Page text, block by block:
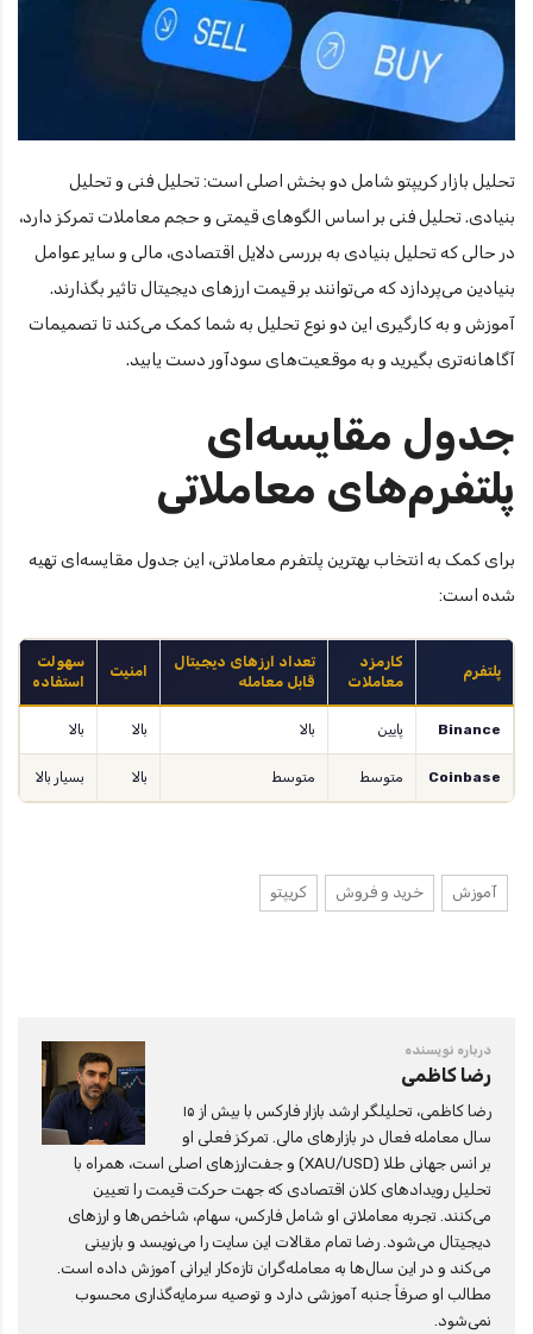
تحلیل بازار کریپتو شامل دو بخش اصلی است: تحلیل فنی و تحلیل
بنیادی. تحلیل فنی بر اساس الگوهای قیمتی و حجم معاملات تمرکز دارد،
در حالی که تحلیل بنیادی به بررسی دلایل اقتصادی، مالی و سایر عوامل
بنیادین می‌پردازد که می‌توانند بر قیمت ارزهای دیجیتال تاثیر بگذارند.
آموزش و به کارگیری این دو نوع تحلیل به شما کمک می‌کند تا تصمیمات
آگاهانه‌تری بگیرید و به موقعیت‌های سودآور دست یابید.
جدول مقایسه‌ای
پلتفرم‌های معاملاتی
برای کمک به انتخاب بهترین پلتفرم معاملاتی، این جدول مقایسه‌ای تهیه
شده است:
پلتفرم
کارمزد
معاملات
تعداد ارزهای دیجیتال
قابل معامله
امنیت
سهولت
استفاده
Binance پایین بالا بالا بالا
Coinbase متوسط متوسط بالا بسیار بالا
آموزش خرید و فروش کریپتو
درباره نویسنده
رضا کاظمی
رضا کاظمی، تحلیلگر ارشد بازار فارکس با بیش از ۱۵
سال معامله فعال در بازارهای مالی. تمرکز فعلی او
بر انس جهانی طلا (XAU/USD) و جفت‌ارزهای اصلی است، همراه با
تحلیل رویدادهای کلان اقتصادی که جهت حرکت قیمت را تعیین
می‌کنند. تجربه معاملاتی او شامل فارکس، سهام، شاخص‌ها و ارزهای
دیجیتال می‌شود. رضا تمام مقالات این سایت را می‌نویسد و بازبینی
می‌کند و در این سال‌ها به معامله‌گران تازه‌کار ایرانی آموزش داده است.
مطالب او صرفاً جنبه آموزشی دارد و توصیه سرمایه‌گذاری محسوب
نمی‌شود.